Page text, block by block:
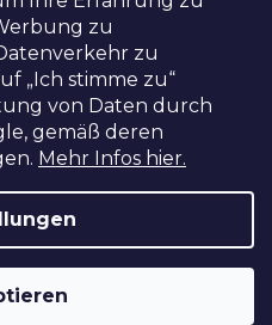
zu
zu
„Ich stimme zu“
von Daten durch
gemäß deren
Mehr Infos hier.
Shoptet
. Alle Rechte vorbehalten.
ändern